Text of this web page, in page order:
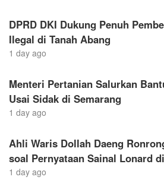
DPRD DKI Dukung Penuh
Ilegal di Tanah Abang
1 day ago
Menteri Pertanian Salurkan
Usai Sidak di Semarang
1 day ago
Ahli Waris Dollah Daeng
soal Pernyataan Sainal Lonard
1 day ago